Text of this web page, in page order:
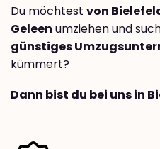
Du möchtest von
Geleen umziehen und
günstiges
kümmert?
Dann bist du bei uns in